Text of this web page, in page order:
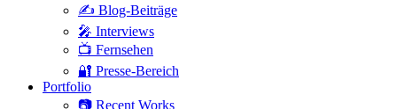
✍️ Blog-Beiträge
🎤 Interviews
📺 Fernsehen
🔐 Presse-Bereich
Portfolio
📷 Recent Works